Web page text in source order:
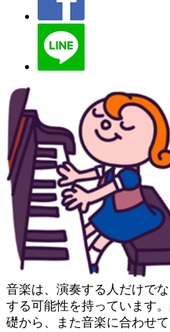
音楽は、演奏する人だけで
する可能性を持っています
礎から、また音楽に合わせ